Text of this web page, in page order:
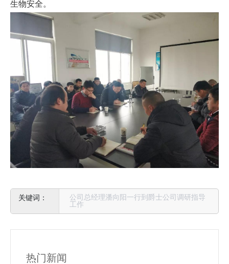
生物安全。
公司总经理潘向阳一行到爵士公司调研指导
工作
热门新闻